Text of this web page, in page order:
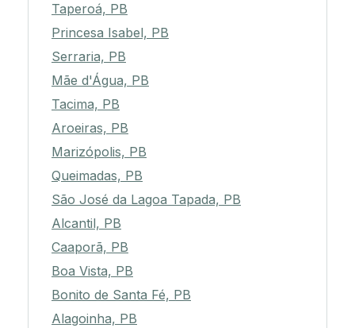
Taperoá, PB
Princesa Isabel, PB
Serraria, PB
Mãe d'Água, PB
Tacima, PB
Aroeiras, PB
Marizópolis, PB
Queimadas, PB
São José da Lagoa Tapada, PB
Alcantil, PB
Caaporã, PB
Boa Vista, PB
Bonito de Santa Fé, PB
Alagoinha, PB